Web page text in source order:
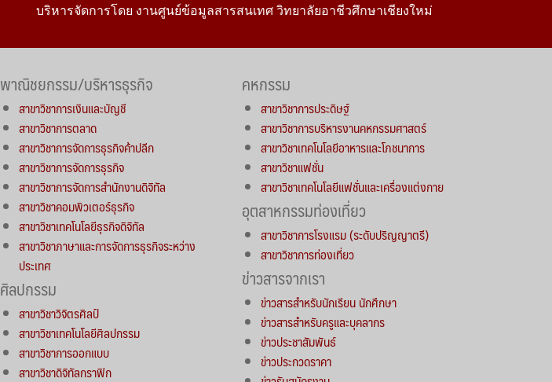
บริหารจัดการโดย งานศูนย์ข้อมูลสารสนเทศ วิทยาลัยอาชีวศึกษาเชียงใหม่
พาณิชยกรรม/บริหารธุรกิจ
สาขาวิชาการเงินและบัญชี
สาขาวิชาการตลาด
สาขาวิชาการจัดการธุรกิจค้าปลีก
สาขาวิชาการจัดการธุรกิจ
สาขาวิชาการจัดการสำนักงานดิจิทัล
สาขาวิชาคอมพิวเตอร์ธุรกิจ
สาขาวิชาเทคโนโลยีธุรกิจดิจิทัล
สาขาวิชาภาษาและการจัดการธุรกิจระหว่าง
ประเทศ
ศิลปกรรม
สาขาวิชาวิจิตรศิลป์
สาขาวิชาเทคโนโลยีศิลปกรรม
สาขาวิชาการออกแบบ
สาขาวิชาดิจิทัลกราฟิก
คหกรรม
สาขาวิชาการประดิษฐ์
สาขาวิชาการบริหารงานคหกรรมศาสตร์
สาขาวิชาเทคโนโลยีอาหารและโภชนาการ
สาขาวิชาแฟชั่น
สาขาวิชาเทคโนโลยีแฟชั่นและเครื่องแต่งกาย
อุตสาหกรรมท่องเที่ยว
สาขาวิชาการโรงแรม (ระดับปริญญาตรี)
สาขาวิชาการท่องเที่ยว
ข่าวสารจากเรา
ข่าวสารสำหรับนักเรียน นักศึกษา
ข่าวสารสำหรับครูและบุคลากร
ข่าวประชาสัมพันธ์
ข่าวประกวดราคา